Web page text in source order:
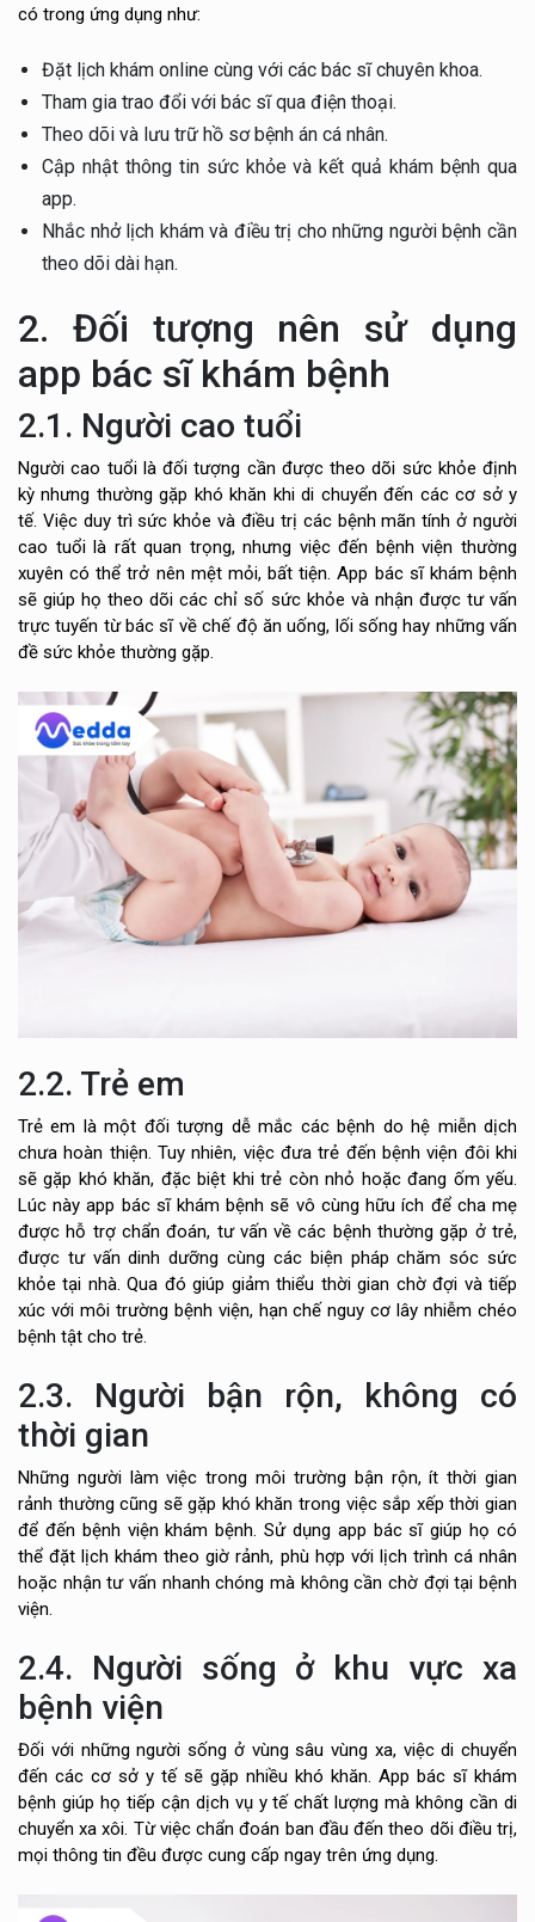
có trong ứng dụng như:
Đặt lịch khám online cùng với các bác sĩ chuyên khoa.
Tham gia trao đổi với bác sĩ qua điện thoại.
Theo dõi và lưu trữ hồ sơ bệnh án cá nhân.
Cập nhật thông tin sức khỏe và kết quả khám bệnh qua
app.
Nhắc nhở lịch khám và điều trị cho những người bệnh cần
theo dõi dài hạn.
2. Đối tượng nên sử dụng
app bác sĩ khám bệnh
2.1. Người cao tuổi
Người cao tuổi là đối tượng cần được theo dõi sức khỏe định
kỳ nhưng thường gặp khó khăn khi di chuyển đến các cơ sở y
tế. Việc duy trì sức khỏe và điều trị các bệnh mãn tính ở người
cao tuổi là rất quan trọng, nhưng việc đến bệnh viện thường
xuyên có thể trở nên mệt mỏi, bất tiện. App bác sĩ khám bệnh
sẽ giúp họ theo dõi các chỉ số sức khỏe và nhận được tư vấn
trực tuyến từ bác sĩ về chế độ ăn uống, lối sống hay những vấn
đề sức khỏe thường gặp.
2.2. Trẻ em
Trẻ em là một đối tượng dễ mắc các bệnh do hệ miễn dịch
chưa hoàn thiện. Tuy nhiên, việc đưa trẻ đến bệnh viện đôi khi
sẽ gặp khó khăn, đặc biệt khi trẻ còn nhỏ hoặc đang ốm yếu.
Lúc này app bác sĩ khám bệnh sẽ vô cùng hữu ích để cha mẹ
được hỗ trợ chẩn đoán, tư vấn về các bệnh thường gặp ở trẻ,
được tư vấn dinh dưỡng cùng các biện pháp chăm sóc sức
khỏe tại nhà. Qua đó giúp giảm thiểu thời gian chờ đợi và tiếp
xúc với môi trường bệnh viện, hạn chế nguy cơ lây nhiễm chéo
bệnh tật cho trẻ.
2.3. Người bận rộn, không có
thời gian
Những người làm việc trong môi trường bận rộn, ít thời gian
rảnh thường cũng sẽ gặp khó khăn trong việc sắp xếp thời gian
để đến bệnh viện khám bệnh. Sử dụng app bác sĩ giúp họ có
thể đặt lịch khám theo giờ rảnh, phù hợp với lịch trình cá nhân
hoặc nhận tư vấn nhanh chóng mà không cần chờ đợi tại bệnh
viện.
2.4. Người sống ở khu vực xa
bệnh viện
Đối với những người sống ở vùng sâu vùng xa, việc di chuyển
đến các cơ sở y tế sẽ gặp nhiều khó khăn. App bác sĩ khám
bệnh giúp họ tiếp cận dịch vụ y tế chất lượng mà không cần di
chuyển xa xôi. Từ việc chẩn đoán ban đầu đến theo dõi điều trị,
mọi thông tin đều được cung cấp ngay trên ứng dụng.